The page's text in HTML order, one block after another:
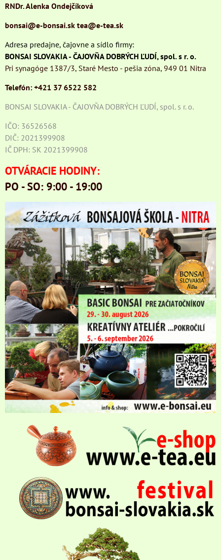
RNDr. Alenka Ondejčíková
bonsai@e-bonsai.sk tea@e-tea.sk
Adresa predajne, čajovne a sídlo firmy:
BONSAI SLOVAKIA - ČAJOVŇA DOBRÝCH ĽUDÍ, spol. s r. o.
Pri synagóge 1387/3, Staré Mesto - pešia zóna, 949 01 Nitra
Telefón: +421 37 6522 582
BONSAI SLOVAKIA - ČAJOVŇA DOBRÝCH ĽUDÍ, spol. s r. o.
IČO: 36526568
DIČ: 2021399908
IČ DPH: SK 2021399908
OTVÁRACIE HODINY:
PO - SO: 9:00 - 19:00